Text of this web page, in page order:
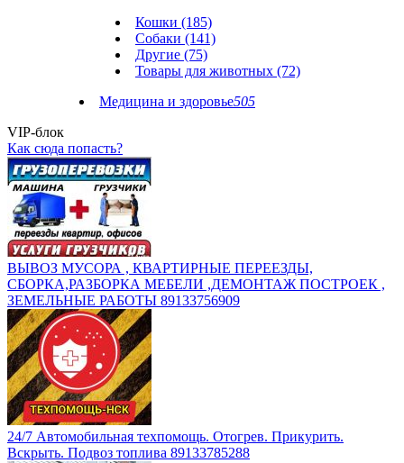
Кошки (185)
Собаки (141)
Другие (75)
Товары для животных (72)
Медицина и здоровье505
VIP-блок
Как сюда попасть?
ВЫВОЗ МУСОРА , КВАРТИРНЫЕ ПЕРЕЕЗДЫ,
СБОРКА,РАЗБОРКА МЕБЕЛИ ,ДЕМОНТАЖ ПОСТРОЕК ,
ЗЕМЕЛЬНЫЕ РАБОТЫ 89133756909
24/7 Автомобильная техпомощь. Отогрев. Прикурить.
Вскрыть. Подвоз топлива 89133785288